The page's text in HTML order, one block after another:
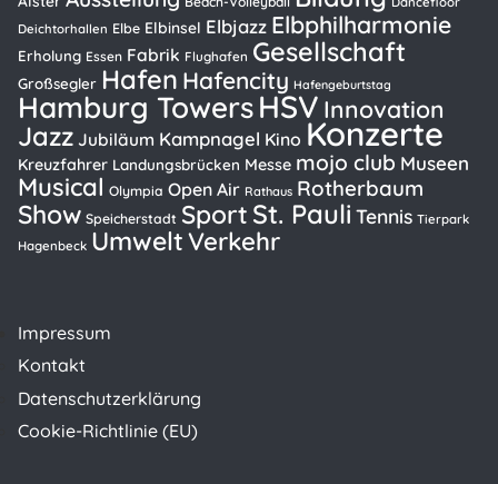
Impressum
Kontakt
Datenschutzerklärung
Cookie-Richtlinie (EU)
Deichtorhallen Elbe Elbinsel Elbjazz Elbphilharmonie
Erholung Essen Fabrik Flughafen Gesellschaft
Großsegler Hafen Hafencity Hafengeburtstag
Hamburg TowersHSV Innovation
Jazz Jubiläum Kampnagel Kino Konzerte
Kreuzfahrer Landungsbrücken Messe mojo club Museen
Musical Olympia Open Air Rathaus Rotherbaum
Show Speicherstadt Sport St. Pauli Tennis Tierpark
Hagenbeck UmweltVerkehr